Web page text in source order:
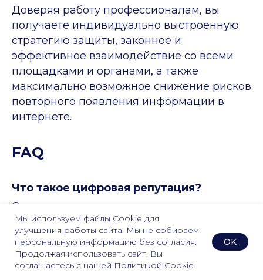
Доверяя работу профессионалам, вы
получаете индивидуально выстроенную
стратегию защиты, законное и
эффективное взаимодействие со всеми
площадками и органами, а также
максимально возможное снижение рисков
повторного появления информации в
интернете.
FAQ
Что такое цифровая репутация?
Совокупное мнение, сложившееся о
человеке или компании на основании их
онлайн-активности
Можно ли быть анонимным в сети?
Мы используем файлы Cookie для
улучшения работы сайта. Мы не собираем
персональную информацию без согласия.
Продолжая использовать сайт, Вы
соглашаетесь с нашей Политикой Cookie
OK